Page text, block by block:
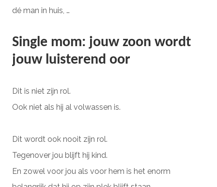
dé man in huis, …
Single mom: jouw zoon wordt
jouw luisterend oor
Dit is niet zijn rol.
Ook niet als hij al volwassen is.
Dit wordt ook nooit zijn rol.
Tegenover jou blijft hij kind.
En zowel voor jou als voor hem is het enorm